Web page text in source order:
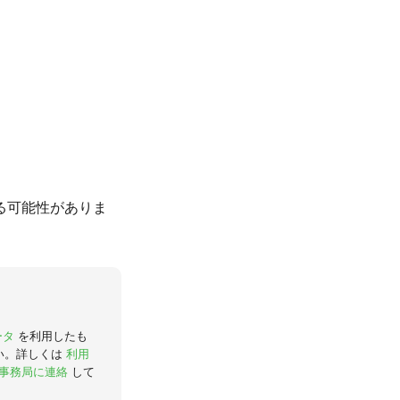
能性がありま
を利用したも
。詳しくは 利用
務局に連絡 して